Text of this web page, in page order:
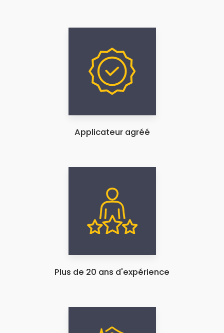
Applicateur agréé
Plus de 20 ans d'expérience